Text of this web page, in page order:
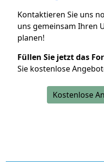
Kontaktieren Sie uns
uns gemeinsam Ihren
planen!
Füllen Sie jetzt das
Sie kostenlose
Kostenlose